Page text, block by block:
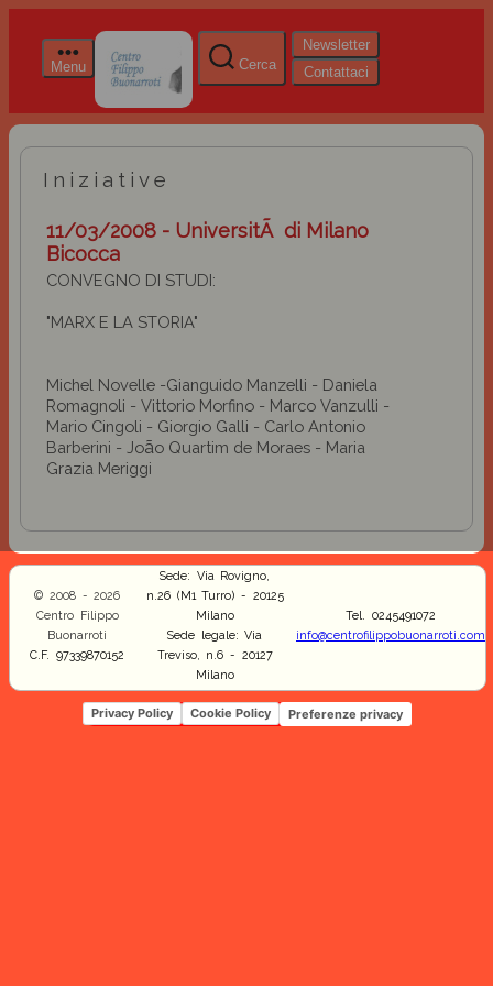
Menu Cerca
Newsletter
Contattaci
Iniziative
11/03/2008 - UniversitÃ di Milano
Bicocca
CONVEGNO DI STUDI:
"MARX E LA STORIA"
Michel Novelle -Gianguido Manzelli - Daniela
Romagnoli - Vittorio Morfino - Marco Vanzulli -
Mario Cingoli - Giorgio Galli - Carlo Antonio
Barberini - João Quartim de Moraes - Maria
Grazia Meriggi
© 2008 - 2026
Centro Filippo
Buonarroti
C.F. 97339870152
Sede: Via Rovigno,
n.26 (M1 Turro) - 20125
Milano
Sede legale: Via
Treviso, n.6 - 20127
Milano
Tel. 0245491072
info@centrofilippobuonarroti.com
Privacy Policy Cookie Policy Preferenze privacy